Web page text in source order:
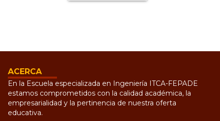
ACERCA
En la Escuela especializada en Ingeniería ITCA-FEPADE
estamos comprometidos con la calidad académica, la
empresarialidad y la pertinencia de nuestra oferta
educativa.